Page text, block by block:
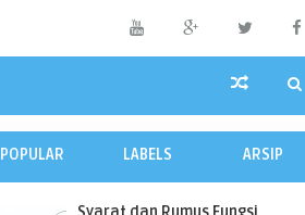
POPULAR LABELS ARSIP